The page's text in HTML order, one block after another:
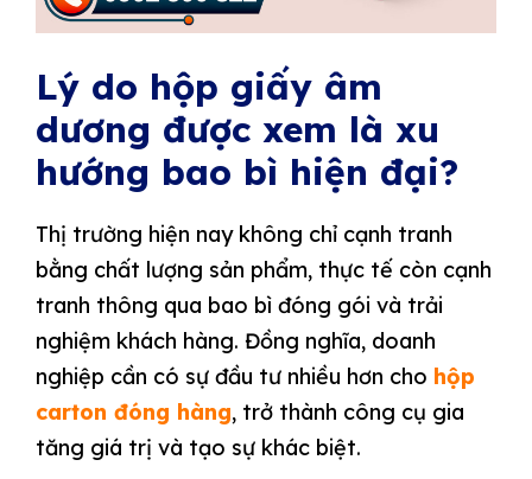
Lý do hộp giấy âm
dương được xem là xu
hướng bao bì hiện đại?
Thị trường hiện nay không chỉ cạnh tranh
bằng chất lượng sản phẩm, thực tế còn cạnh
tranh thông qua bao bì đóng gói và trải
nghiệm khách hàng. Đồng nghĩa, doanh
nghiệp cần có sự đầu tư nhiều hơn cho hộp
carton đóng hàng, trở thành công cụ gia
tăng giá trị và tạo sự khác biệt.